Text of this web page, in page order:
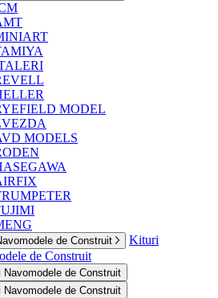
MODEL
MODELS
de Construit
Kituri
de Construit
Navomodele de Construit
Navomodele de Construit